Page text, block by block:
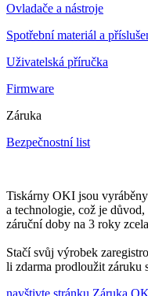
Ovladače a nástroje
Spotřební materiál a
Uživatelská příručka
Firmware
Záruka
Bezpečnostní list
Tiskárny OKI jsou
a technologie, což je
záruční doby na 3 roky
Stačí svůj výrobek
li zdarma prodloužit záruku
navštivte stránku Záruka